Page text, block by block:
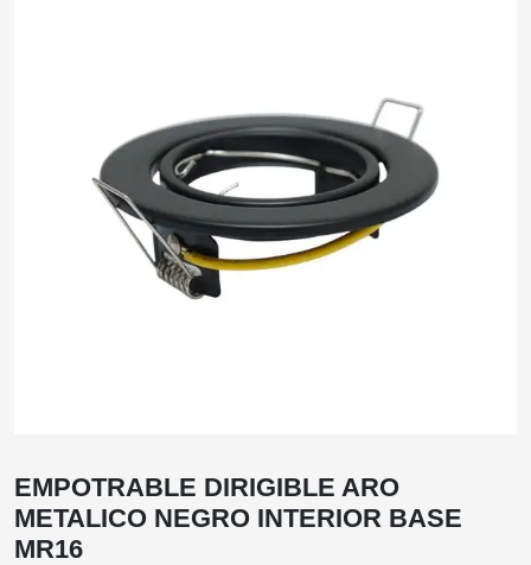
EMPOTRABLE DIRIGIBLE ARO
METALICO NEGRO INTERIOR BASE
MR16